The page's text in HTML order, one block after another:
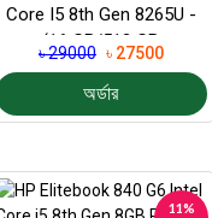
Core I5 8th Gen 8265U -
(16 GB/512 GB
SSD/Windows 10 Pro)...
৳ 29000 ৳ 27500
অর্ডার
11%